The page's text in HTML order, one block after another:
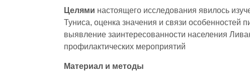
Целями настоящего исследования явилось
Туниса, оценка значения и связи особенностей
выявление заинтересованности населения
профилактических мероприятий
Материал и методы